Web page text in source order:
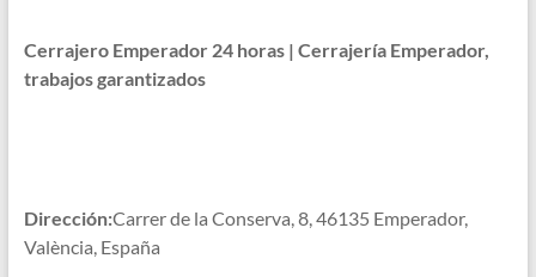
Cerrajero Emperador 24 horas | Cerrajería Emperador,
trabajos garantizados
Dirección:Carrer de la Conserva, 8, 46135 Emperador,
València, España